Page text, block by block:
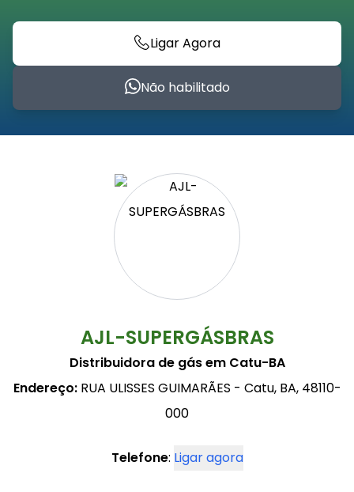
Ligar Agora
Não habilitado
AJL-SUPERGÁSBRAS
Distribuidora de gás em Catu-BA
Endereço:RUA ULISSES GUIMARÃES - Catu, BA, 48110-
000
Telefone: Ligar agora